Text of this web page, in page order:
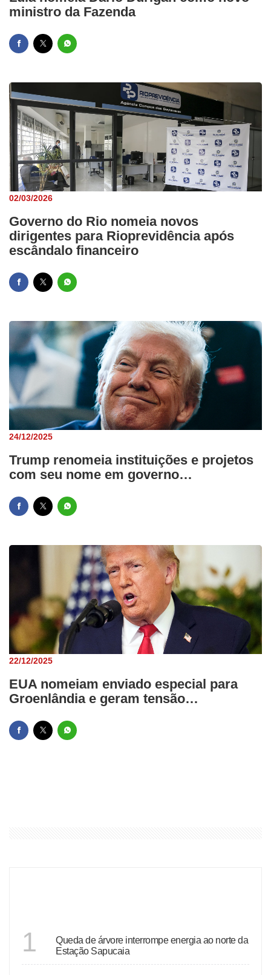
ministro da Fazenda
02/03/2026
Governo do Rio nomeia novos
dirigentes para Rioprevidência após
escândalo financeiro
24/12/2025
Trump renomeia instituições e projetos
com seu nome em governo…
22/12/2025
EUA nomeiam enviado especial para
Groenlândia e geram tensão…
1
Queda de árvore interrompe energia ao norte da
Estação Sapucaia